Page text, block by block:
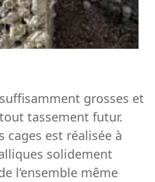
grosses et
tassement futur.
cages est réalisée à
solidement
l’ensemble même